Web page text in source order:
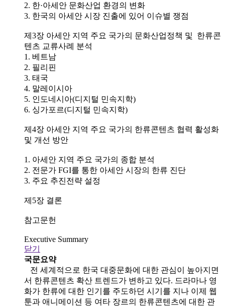
2. 한·아세안 문화산업 환경의 변화
3. 한국의 아세안 시장 진출에 있어 이슈별 쟁점
제3장 아세안 지역 주요 국가의 문화산업정책 및 한류콘
텐츠 교류사례 분석
1. 베트남
2. 필리핀
3. 태국
4. 말레이시아
5. 인도네시아(디지털 민속지학)
6. 싱가포르(디지털 민속지학)
제4장 아세안 지역 주요 국가의 한류콘텐츠 협력 활성화
및 개선 방안
1. 아세안 지역 주요 국가의 종합 분석
2. 전문가 FGI를 통한 아세안 시장의 한류 진단
3. 주요 추진전략 설정
제5장 결론
참고문헌
Executive Summary
닫기
국문요약
전 세계적으로 한국 대중문화에 대한 관심이 높아지면
서 한류콘텐츠 확산 트렌드가 변하고 있다. 드라마나 영
화가 한류에 대한 인기를 주도하던 시기를 지나 이제 웹
툰과 애니메이션 등 여타 장르의 한류콘텐츠에 대한 관